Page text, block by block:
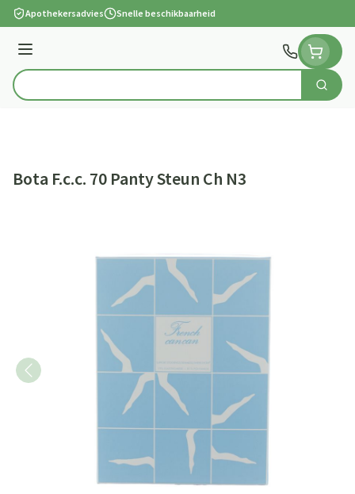
Ga naar de inhoud
Apothekersadvies Snelle beschikbaarheid
Menu
Product, merk, categorie... Zoek
Bota F.c.c. 70 Panty Steun Ch N3